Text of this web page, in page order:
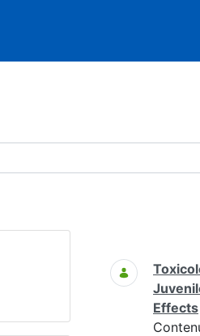
- Eventi
Ricerca
Effects